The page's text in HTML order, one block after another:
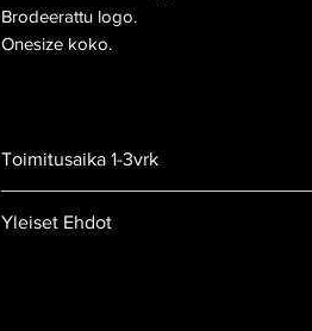
Brodeerattu logo.
Onesize koko.
Toimitusaika 1-3vrk
Yleiset Ehdot